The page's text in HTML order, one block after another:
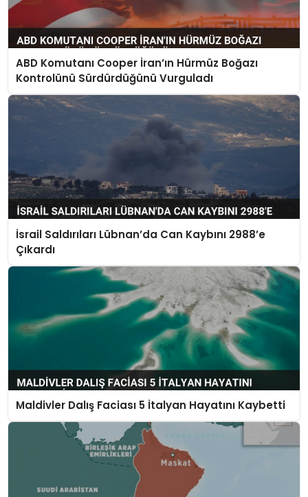
ABD Komutanı Cooper İran’ın Hürmüz Boğazı
Kontrolünü Sürdürdüğünü Vurguladı
İsrail Saldırıları Lübnan’da Can Kaybını 2988’e
Çıkardı
Maldivler Dalış Faciası 5 İtalyan Hayatını Kaybetti